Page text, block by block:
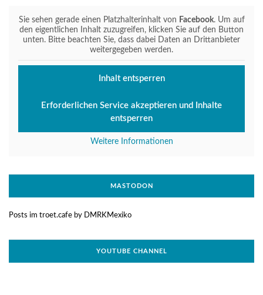
Sie sehen gerade einen Platzhalterinhalt von Facebook. Um auf
den eigentlichen Inhalt zuzugreifen, klicken Sie auf den Button
unten. Bitte beachten Sie, dass dabei Daten an Drittanbieter
weitergegeben werden.
Inhalt entsperren
Erforderlichen Service akzeptieren und Inhalte
entsperren
Weitere Informationen
MASTODON
Posts im troet.cafe by DMRKMexiko
YOUTUBE CHANNEL